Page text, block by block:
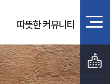
따뜻한 커뮤니티